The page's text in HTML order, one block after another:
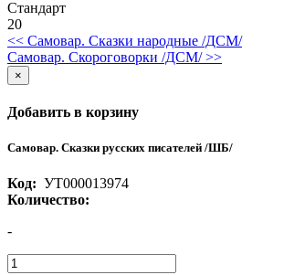
Стандарт
20
<< Самовар. Сказки народные /ДСМ/
Самовар. Скороговорки /ДСМ/ >>
×
Добавить в корзину
Самовар. Сказки русских писателей /ШБ/
Код: УТ000013974
Количество:
-